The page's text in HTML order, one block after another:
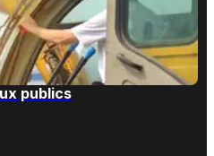
publics